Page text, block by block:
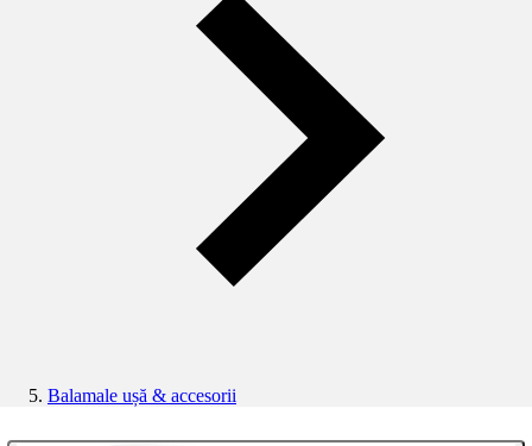
Balamale ușă & accesorii